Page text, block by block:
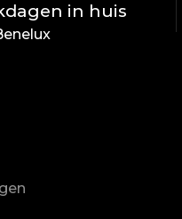
in huis